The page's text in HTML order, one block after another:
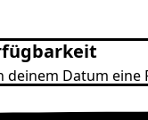
deinem Datum eine